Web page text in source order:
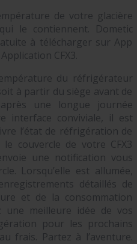
de votre glacière
le contiennent. Dometic
à télécharger sur App
CFX3.
du réfrigérateur
à partir du siège avant de
une longue journée
interface conviviale, il est
l’état de réfrigération de
couvercle de votre CFX3
une notification vous
Lorsqu’elle est allumée,
détaillés de
et de la consommation
une meilleure idée de vos
pour les prochains
frais. Partez à l’aventure.